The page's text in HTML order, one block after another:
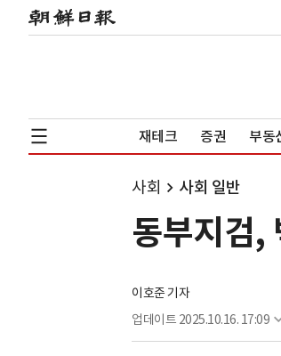
재테크 증권 부동
사회 사회 일반
동부지검,
이호준 기자
업데이트 2025.10.16. 17:09